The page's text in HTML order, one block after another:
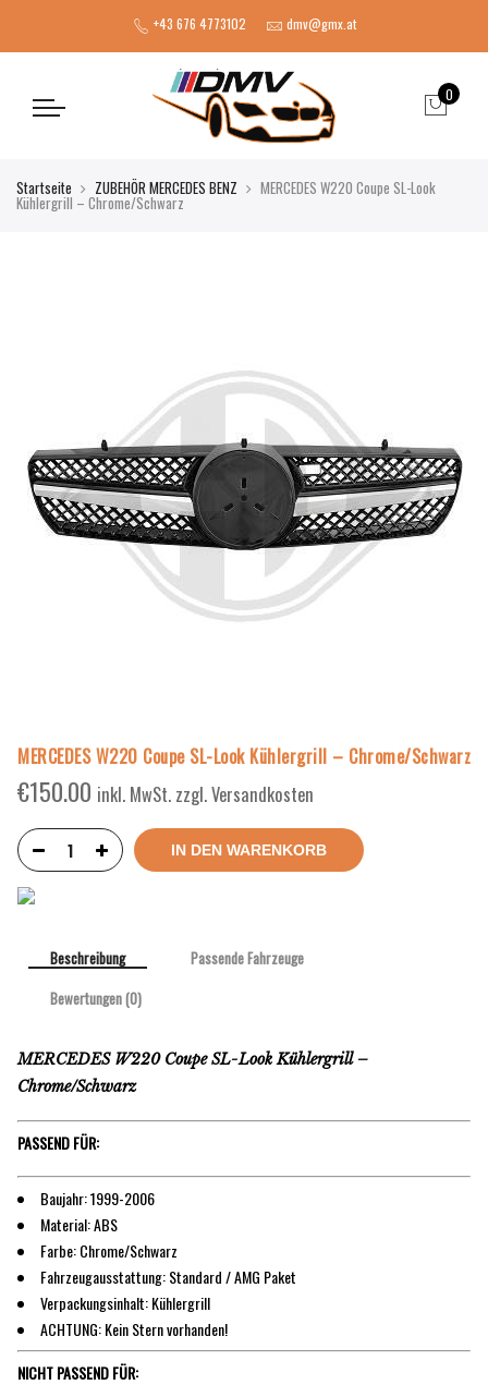
+43 676 4773102 dmv@gmx.at
0
Startseite ZUBEHÖR MERCEDES BENZ MERCEDES W220 Coupe SL-Look
Kühlergrill – Chrome/Schwarz
MERCEDES W220 Coupe SL-Look Kühlergrill – Chrome/Schwarz
€150.00 inkl. MwSt. zzgl. Versandkosten
IN DEN WARENKORB
Beschreibung
Passende Fahrzeuge
Bewertungen (0)
MERCEDES W220 Coupe SL-Look Kühlergrill –
Chrome/Schwarz
PASSEND FÜR:
Baujahr: 1999-2006
Material: ABS
Farbe: Chrome/Schwarz
Fahrzeugausstattung: Standard / AMG Paket
Verpackungsinhalt: Kühlergrill
ACHTUNG: Kein Stern vorhanden!
NICHT PASSEND FÜR: